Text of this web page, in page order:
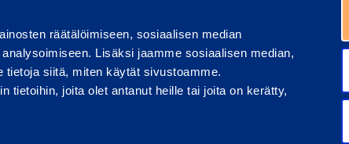
räätälöimiseen, sosiaalisen median
Lisäksi jaamme sosiaalisen median,
tietoja siitä, miten käytät sivustoamme.
tietoihin, joita olet antanut heille tai joita on kerätty,